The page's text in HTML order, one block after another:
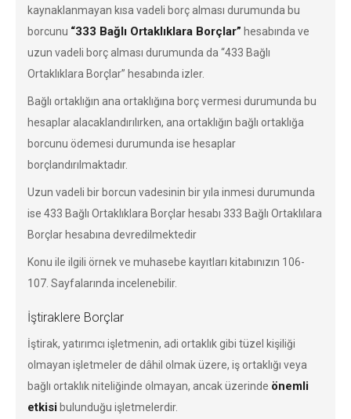
kaynaklanmayan kısa vadeli borç alması durumunda bu
borcunu “333 Bağlı Ortaklıklara Borçlar” hesabında ve
uzun vadeli borç alması durumunda da “433 Bağlı
Ortaklıklara Borçlar” hesabında izler.
Bağlı ortaklığın ana ortaklığına borç vermesi durumunda bu
hesaplar alacaklandırılırken, ana ortaklığın bağlı ortaklığa
borcunu ödemesi durumunda ise hesaplar
borçlandırılmaktadır.
Uzun vadeli bir borcun vadesinin bir yıla inmesi durumunda
ise 433 Bağlı Ortaklıklara Borçlar hesabı 333 Bağlı Ortaklılara
Borçlar hesabına devredilmektedir
Konu ile ilgili örnek ve muhasebe kayıtları kitabınızın 106-
107. Sayfalarında incelenebilir.
İştiraklere Borçlar
İştirak, yatırımcı işletmenin, adi ortaklık gibi tüzel kişiliği
olmayan işletmeler de dâhil olmak üzere, iş ortaklığı veya
bağlı ortaklık niteliğinde olmayan, ancak üzerinde önemli
etkisi bulunduğu işletmelerdir.